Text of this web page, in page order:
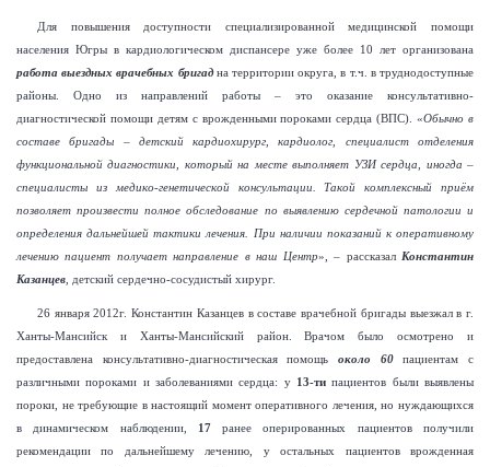
Для повышения доступности специализированной медицинской помощи
населения Югры в кардиологическом диспансере уже более 10 лет организована
работа выездных врачебных бригадна территории округа, в т.ч. в труднодоступные
районы. Одно из направлений работы – это оказание консультативно-
диагностической помощи детям с врожденными пороками сердца (ВПС). «Обычно в
составе бригады – детский кардиохирург, кардиолог, специалист отделения
функциональной диагностики, который на месте выполняет УЗИ сердца, иногда –
специалисты из медико-генетической консультации. Такой комплексный приём
позволяет произвести полное обследование по выявлению сердечной патологии и
определения дальнейшей тактики лечения. При наличии показаний к оперативному
лечению пациент получает направление в наш Центр», – рассказал Константин
Казанцев , детский сердечно-сосудистый хирург.
26 января 2012г. Константин Казанцев в составе врачебной бригады выезжал в г.
Ханты-Мансийск и Ханты-Мансийский район. Врачом было осмотрено и
предоставлена консультативно-диагностическая помощь около 60пациентам с
различными пороками и заболеваниями сердца: у 13-ти пациентов были выявлены
пороки, не требующие в настоящий момент оперативного лечения, но нуждающихся
в динамическом наблюдении,
17ранее оперированных пациентов получили
рекомендации по дальнейшему лечению, у остальных пациентов врожденная